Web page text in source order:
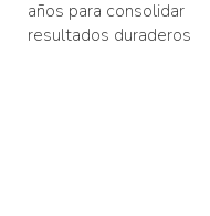
años para consolidar
resultados duraderos